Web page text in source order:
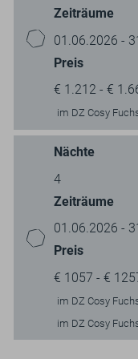
Zeiträume
01.06.2026 -
Preis
€ 1.212 - €
im DZ Cosy
Nächte
4
Zeiträume
01.06.2026 -
Preis
€ 1057 - €
im DZ Cosy
im DZ Cosy